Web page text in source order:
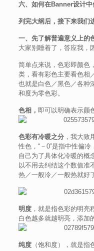
六、如何在Banner设计中
列完大纲后，接下来我们
一、先了解普遍意义上的
大家别睡着了，答应我，
简单点来说，色彩即颜色
类，看有彩色主要看色相
也就是白色／黑色／各种
和度为零色彩。
色相， 即可以明确表示颜
色彩有冷暖之分，我大致
性色，“－0”是指中性偏
自己为了具体化冷暖的概
以不用去纠结这个数值准
热／一般冷／一般热就好
明度，就是指色彩的明亮
白色越多就越明亮，添加
纯度（饱和度），就是指